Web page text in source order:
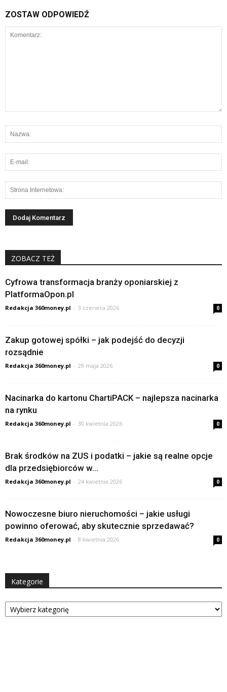
ZOSTAW ODPOWIEDŹ
ZOBACZ TEŻ
Cyfrowa transformacja branży oponiarskiej z
PlatformaOpon.pl
Redakcja 360money.pl - 3 czerwca 2026 0
Zakup gotowej spółki – jak podejść do decyzji
rozsądnie
Redakcja 360money.pl - 29 maja 2026 0
Nacinarka do kartonu ChartiPACK – najlepsza nacinarka
na rynku
Redakcja 360money.pl - 30 kwietnia 2026 0
Brak środków na ZUS i podatki – jakie są realne opcje
dla przedsiębiorców w...
Redakcja 360money.pl - 24 kwietnia 2026 0
Nowoczesne biuro nieruchomości – jakie usługi
powinno oferować, aby skutecznie sprzedawać?
Redakcja 360money.pl - 8 kwietnia 2026 0
Kategorie
Kategorie